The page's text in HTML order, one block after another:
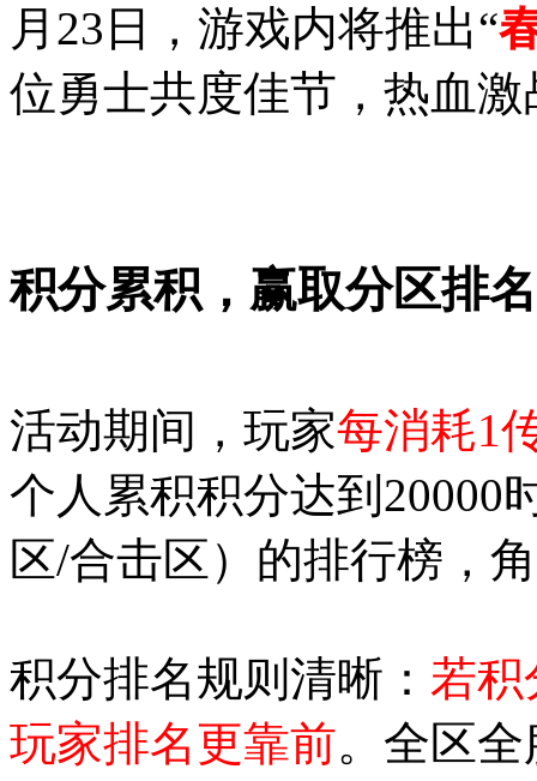
月23日，游戏内将推出“
位勇士共度佳节，热血
积分累积，赢取分区排名
活动期间，玩家每消耗1
个人累积积分达到20000
区/合击区）的排行榜，
积分排名规则清晰： 若积
玩家排名更靠前。全区